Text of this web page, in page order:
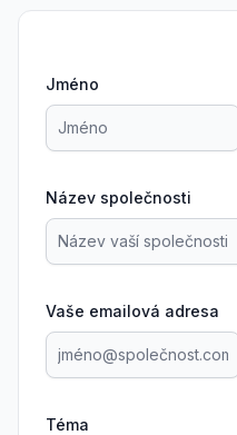
Jméno
Název společnosti
Vaše emailová adresa
Téma